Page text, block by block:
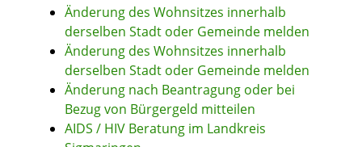
Änderung des Wohnsitzes innerhalb
derselben Stadt oder Gemeinde melden
Änderung des Wohnsitzes innerhalb
derselben Stadt oder Gemeinde melden
Änderung nach Beantragung oder bei
Bezug von Bürgergeld mitteilen
AIDS / HIV Beratung im Landkreis